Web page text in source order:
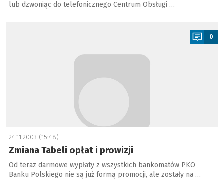
lub dzwoniąc do telefonicznego Centrum Obsługi …
0
24.11.2003 (15:48)
Zmiana Tabeli opłat i prowizji
Od teraz darmowe wypłaty z wszystkich bankomatów PKO
Banku Polskiego nie są już formą promocji, ale zostały na …